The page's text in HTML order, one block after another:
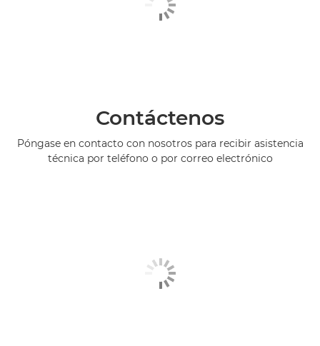
Contáctenos
Póngase en contacto con nosotros para recibir asistencia
técnica por teléfono o por correo electrónico